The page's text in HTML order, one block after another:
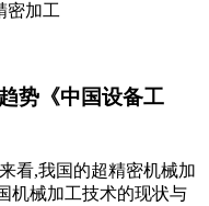
密加工
势《中国设备工
看,我国的超精密机械加
机械加工技术的现状与